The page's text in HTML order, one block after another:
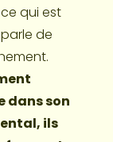
qui est
de
dans son
ils